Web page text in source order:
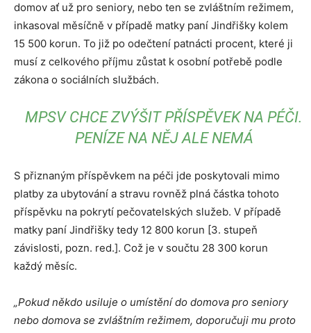
domov ať už pro seniory, nebo ten se zvláštním režimem,
inkasoval měsíčně v případě matky paní Jindřišky kolem
15 500 korun. To již po odečtení patnácti procent, které ji
musí z celkového příjmu zůstat k osobní potřebě podle
zákona o sociálních službách.
MPSV CHCE ZVÝŠIT PŘÍSPĚVEK NA PÉČI.
PENÍZE NA NĚJ ALE NEMÁ
S přiznaným příspěvkem na péči jde poskytovali mimo
platby za ubytování a stravu rovněž plná částka tohoto
příspěvku na pokrytí pečovatelských služeb. V případě
matky paní Jindřišky tedy 12 800 korun [3. stupeň
závislosti, pozn. red.]. Což je v součtu 28 300 korun
každý měsíc.
„Pokud někdo usiluje o umístění do domova pro seniory
nebo domova se zvláštním režimem, doporučuji mu proto